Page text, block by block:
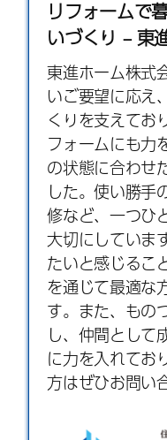
リフォームで
いづくり – 東
東進ホーム株式
いご要望に応え
くりを支えてお
フォームにも力
の状態に合わせ
した。使い勝手
修など、一つひ
大切にしていま
たいと感じるこ
を通じて最適な
す。また、もの
し、仲間として
に力を入れてお
方はぜひお問い